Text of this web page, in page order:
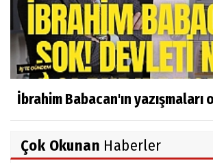
İbrahim Babacan'ın yazışmaları
Çok Okunan Haberler